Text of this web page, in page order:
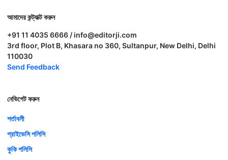
আমাদের কন্ট্যাক্ট করুন
+91 11 4035 6666 / info@editorji.com
3rd floor, Plot B, Khasara no 360, Sultanpur, New Delhi, Delhi
110030
Send Feedback
নেভিগেট করুন
শর্তাবলী
প্রাইভেসি পলিসি
কুকি পলিসি